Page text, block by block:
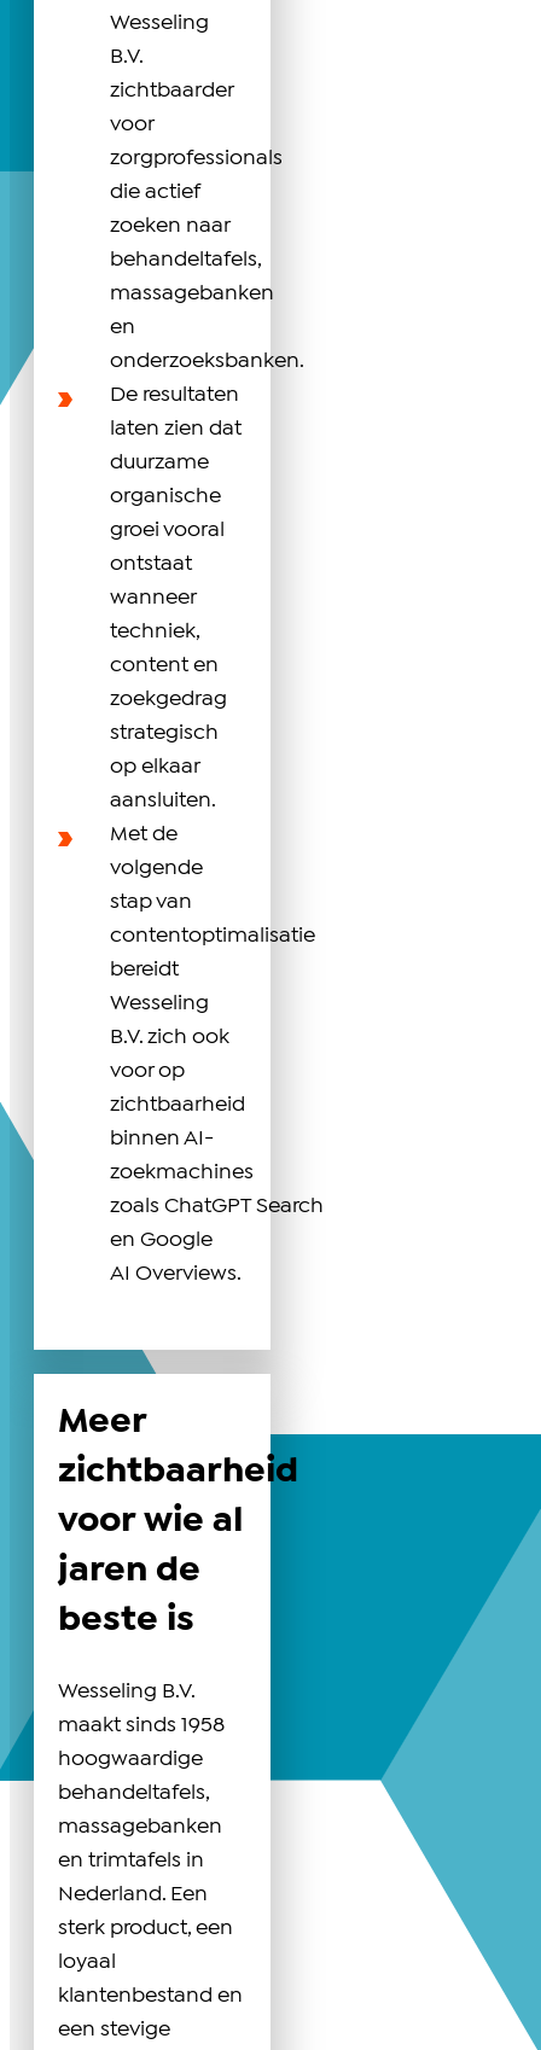
Wesseling
B.V.
zichtbaarder
voor
zorgprofessionals
die actief
zoeken naar
behandeltafels,
massagebanken
en
onderzoeksbanken.
De resultaten
laten zien dat
duurzame
organische
groei vooral
ontstaat
wanneer
techniek,
content en
zoekgedrag
strategisch
op elkaar
aansluiten.
Met de
volgende
stap van
contentoptimalisatie
bereidt
Wesseling
B.V. zich ook
voor op
zichtbaarheid
binnen AI-
zoekmachines
zoals ChatGPT Search
en Google
AI Overviews.
Meer
zichtbaarheid
voor wie al
jaren de
beste is
Wesseling B.V.
maakt sinds 1958
hoogwaardige
behandeltafels,
massagebanken
en trimtafels in
Nederland. Een
sterk product, een
loyaal
klantenbestand en
een stevige